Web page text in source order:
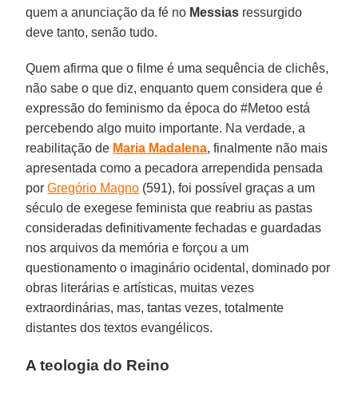
quem a anunciação da fé no Messias ressurgido
deve tanto, senão tudo.
Quem afirma que o filme é uma sequência de clichês,
não sabe o que diz, enquanto quem considera que é
expressão do feminismo da época do #Metoo está
percebendo algo muito importante. Na verdade, a
reabilitação de Maria Madalena, finalmente não mais
apresentada como a pecadora arrependida pensada
porGregório Magno (591), foi possível graças a um
século de exegese feminista que reabriu as pastas
consideradas definitivamente fechadas e guardadas
nos arquivos da memória e forçou a um
questionamento o imaginário ocidental, dominado por
obras literárias e artísticas, muitas vezes
extraordinárias, mas, tantas vezes, totalmente
distantes dos textos evangélicos.
A teologia do Reino